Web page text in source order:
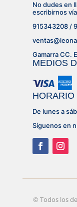
No dudes en
escribirnos
915343208 /
Gamarra CC.
MEDIOS
HORARIO
De lunes a
Síguenos en
©© Todos los